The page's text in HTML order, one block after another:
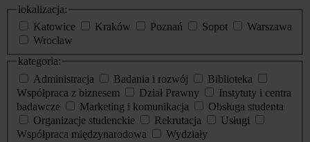
lokalizacja:
Katowice
Kraków Poznań Sopot
Warszawa
Wrocław
kategoria:
Administracja
Badania i rozwój
Biblioteka
Współpraca z biznesem
Dział Prawny
Instytuty i centra
badawcze
Marketing i komunikacja
Obsługa studenta
Organizacje studenckie
Rekrutacja
Usługi
Współpraca międzynarodowa
Wydziały